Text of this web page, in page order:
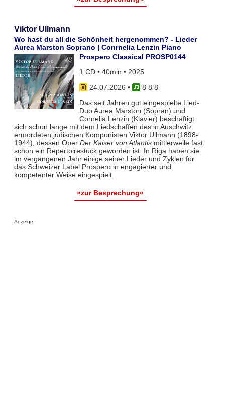
Viktor Ullmann
Wo hast du all die Schönheit hergenommen? - Lieder
Aurea Marston Soprano | Conrnelia Lenzin Piano
Prospero Classical PROSP0144
1 CD • 40min • 2025
24.07.2026 •
8 8 8
Das seit Jahren gut eingespielte Lied-
Duo Aurea Marston (Sopran) und
Cornelia Lenzin (Klavier) beschäftigt
sich schon lange mit dem Liedschaffen des in Auschwitz
ermordeten jüdischen Komponisten Viktor Ullmann (1898-
1944), dessen Oper Der Kaiser von Atlantismittlerweile fast
schon ein Repertoirestück geworden ist. In Riga haben sie
im vergangenen Jahr einige seiner Lieder und Zyklen für
das Schweizer Label Prospero in engagierter und
kompetenter Weise eingespielt.
»zur Besprechung«
Anzeige